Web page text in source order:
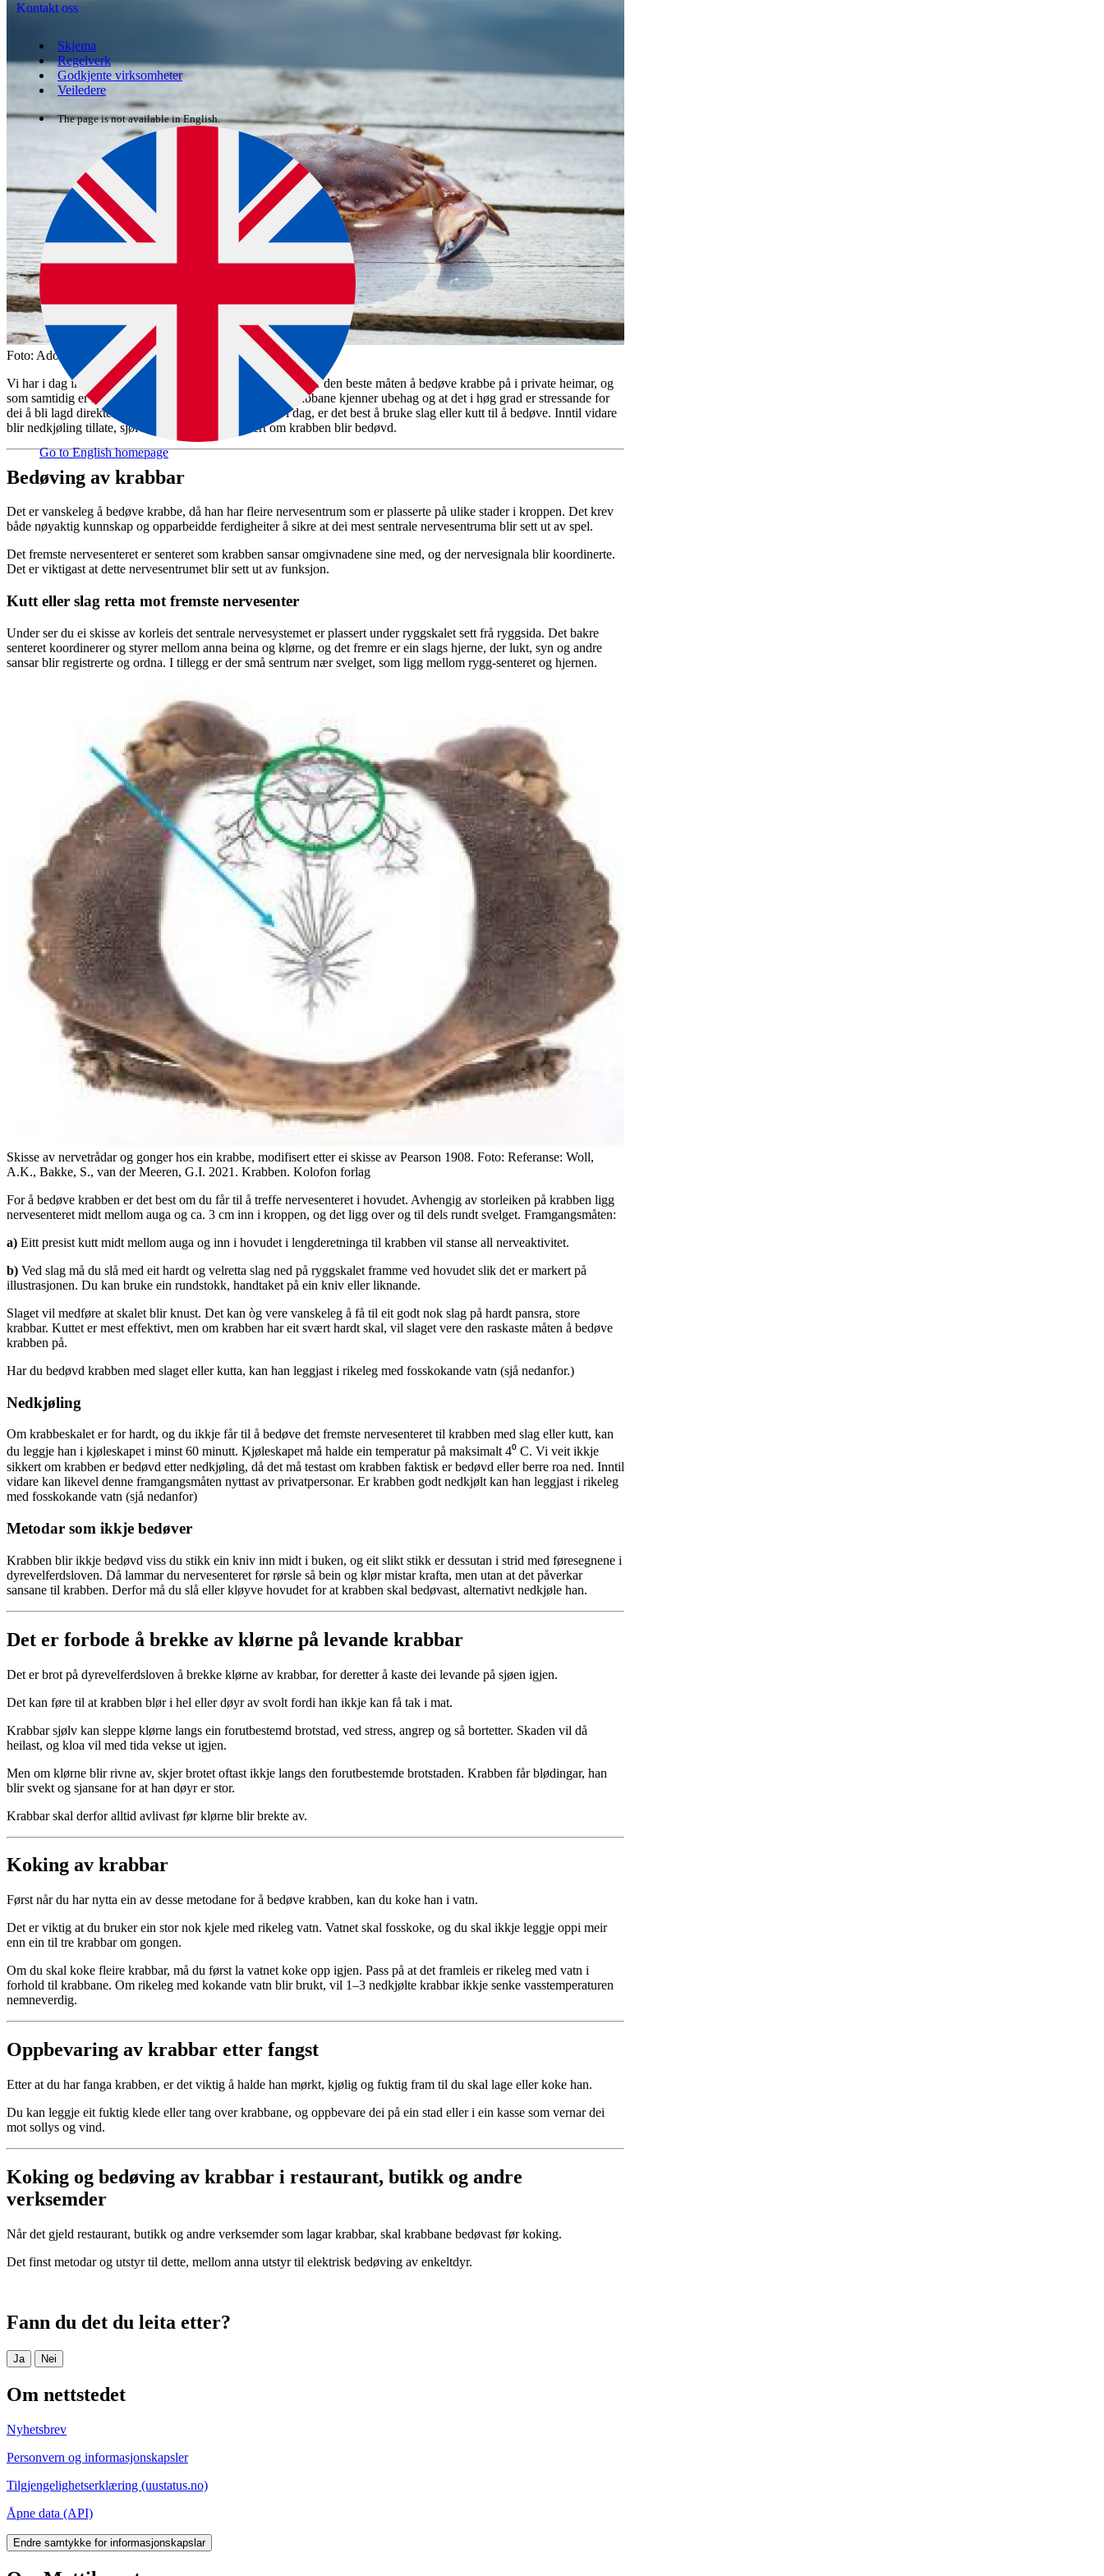
Kontakt oss
Skjema
Regelverk
Godkjente virksomheter
Veiledere
The page is not available in English.
Go to English homepage
Foto: Adobe Stock
Vi har i dag ikkje tilstrekkeleg kunnskap til å seie kva som er den beste måten å bedøve krabbe på i private heimar, og
som samtidig er mogleg for folk flest å få til. Vi veit at krabbane kjenner ubehag og at det i høg grad er stressande for
dei å bli lagd direkte i kokande vatn. Ut frå det vi veit i dag, er det best å bruke slag eller kutt til å bedøve. Inntil vidare
blir nedkjøling tillate, sjølv om vi ikkje veit sikkert om krabben blir bedøvd.
Bedøving av krabbar
Det er vanskeleg å bedøve krabbe, då han har fleire nervesentrum som er plasserte på ulike stader i kroppen. Det krev
både nøyaktig kunnskap og opparbeidde ferdigheiter å sikre at dei mest sentrale nervesentruma blir sett ut av spel.
Det fremste nervesenteret er senteret som krabben sansar omgivnadene sine med, og der nervesignala blir koordinerte.
Det er viktigast at dette nervesentrumet blir sett ut av funksjon.
Kutt eller slag retta mot fremste nervesenter
Under ser du ei skisse av korleis det sentrale nervesystemet er plassert under ryggskalet sett frå ryggsida. Det bakre
senteret koordinerer og styrer mellom anna beina og klørne, og det fremre er ein slags hjerne, der lukt, syn og andre
sansar blir registrerte og ordna. I tillegg er der små sentrum nær svelget, som ligg mellom rygg-senteret og hjernen.
Skisse av nervetrådar og gonger hos ein krabbe, modifisert etter ei skisse av Pearson 1908. Foto: Referanse: Woll,
A.K., Bakke, S., van der Meeren, G.I. 2021. Krabben. Kolofon forlag
For å bedøve krabben er det best om du får til å treffe nervesenteret i hovudet. Avhengig av storleiken på krabben ligg
nervesenteret midt mellom auga og ca. 3 cm inn i kroppen, og det ligg over og til dels rundt svelget. Framgangsmåten:
a) Eitt presist kutt midt mellom auga og inn i hovudet i lengderetninga til krabben vil stanse all nerveaktivitet.
b) Ved slag må du slå med eit hardt og velretta slag ned på ryggskalet framme ved hovudet slik det er markert på
illustrasjonen. Du kan bruke ein rundstokk, handtaket på ein kniv eller liknande.
Slaget vil medføre at skalet blir knust. Det kan òg vere vanskeleg å få til eit godt nok slag på hardt pansra, store
krabbar. Kuttet er mest effektivt, men om krabben har eit svært hardt skal, vil slaget vere den raskaste måten å bedøve
krabben på.
Har du bedøvd krabben med slaget eller kutta, kan han leggjast i rikeleg med fosskokande vatn (sjå nedanfor.)
Nedkjøling
Om krabbeskalet er for hardt, og du ikkje får til å bedøve det fremste nervesenteret til krabben med slag eller kutt, kan
du leggje han i kjøleskapet i minst 60 minutt. Kjøleskapet må halde ein temperatur på maksimalt 4⁰ C. Vi veit ikkje
sikkert om krabben er bedøvd etter nedkjøling, då det må testast om krabben faktisk er bedøvd eller berre roa ned. Inntil
vidare kan likevel denne framgangsmåten nyttast av privatpersonar. Er krabben godt nedkjølt kan han leggjast i rikeleg
med fosskokande vatn (sjå nedanfor)
Metodar som ikkje bedøver
Krabben blir ikkje bedøvd viss du stikk ein kniv inn midt i buken, og eit slikt stikk er dessutan i strid med føresegnene i
dyrevelferdsloven. Då lammar du nervesenteret for rørsle så bein og klør mistar krafta, men utan at det påverkar
sansane til krabben. Derfor må du slå eller kløyve hovudet for at krabben skal bedøvast, alternativt nedkjøle han.
Det er forbode å brekke av klørne på levande krabbar
Det er brot på dyrevelferdsloven å brekke klørne av krabbar, for deretter å kaste dei levande på sjøen igjen.
Det kan føre til at krabben blør i hel eller døyr av svolt fordi han ikkje kan få tak i mat.
Krabbar sjølv kan sleppe klørne langs ein forutbestemd brotstad, ved stress, angrep og så bortetter. Skaden vil då
heilast, og kloa vil med tida vekse ut igjen.
Men om klørne blir rivne av, skjer brotet oftast ikkje langs den forutbestemde brotstaden. Krabben får blødingar, han
blir svekt og sjansane for at han døyr er stor.
Krabbar skal derfor alltid avlivast før klørne blir brekte av.
Koking av krabbar
Først når du har nytta ein av desse metodane for å bedøve krabben, kan du koke han i vatn.
Det er viktig at du bruker ein stor nok kjele med rikeleg vatn. Vatnet skal fosskoke, og du skal ikkje leggje oppi meir
enn ein til tre krabbar om gongen.
Om du skal koke fleire krabbar, må du først la vatnet koke opp igjen. Pass på at det framleis er rikeleg med vatn i
forhold til krabbane. Om rikeleg med kokande vatn blir brukt, vil 1–3 nedkjølte krabbar ikkje senke vasstemperaturen
nemneverdig.
Oppbevaring av krabbar etter fangst
Etter at du har fanga krabben, er det viktig å halde han mørkt, kjølig og fuktig fram til du skal lage eller koke han.
Du kan leggje eit fuktig klede eller tang over krabbane, og oppbevare dei på ein stad eller i ein kasse som vernar dei
mot sollys og vind.
Koking og bedøving av krabbar i restaurant, butikk og andre
verksemder
Når det gjeld restaurant, butikk og andre verksemder som lagar krabbar, skal krabbane bedøvast før koking.
Det finst metodar og utstyr til dette, mellom anna utstyr til elektrisk bedøving av enkeltdyr.
Fann du det du leita etter?
Ja Nei
Om nettstedet
Nyhetsbrev
Personvern og informasjonskapsler
Tilgjengelighetserklæring (uustatus.no)
Åpne data (API)
Endre samtykke for informasjonskapslar